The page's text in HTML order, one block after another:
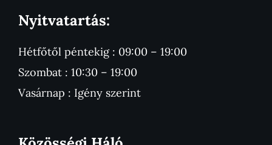
Nyitvatartás:
Hétfőtől péntekig : 09:00 – 19:00
Szombat : 10:30 – 19:00
Vasárnap : Igény szerint